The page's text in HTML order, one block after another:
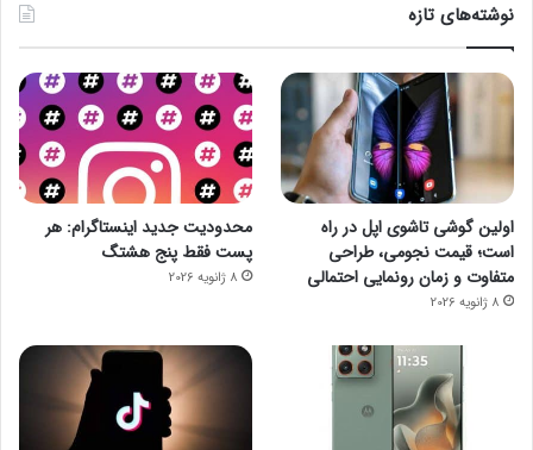
نوشته‌های تازه
اولین گوشی تاشوی اپل در راه
است؛ قیمت نجومی، طراحی
متفاوت و زمان رونمایی احتمالی
8 ژانویه 2026
محدودیت جدید اینستاگرام: هر
پست فقط پنج هشتگ
8 ژانویه 2026